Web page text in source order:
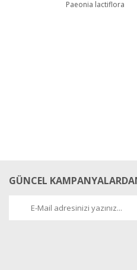
Paeonia lactiflora
GÜNCEL